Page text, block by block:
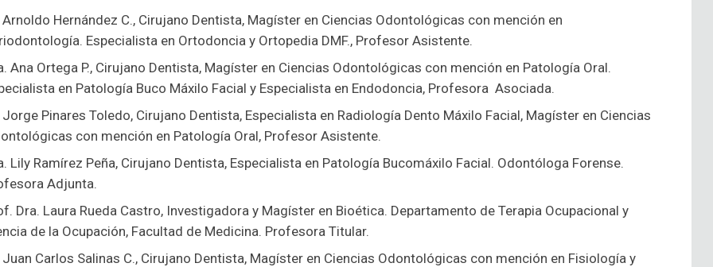
Arnoldo Hernández C., Cirujano Dentista, Magíster en Ciencias Odontológicas con mención en
Especialista en Ortodoncia y Ortopedia DMF., Profesor Asistente.
Ana Ortega P., Cirujano Dentista, Magíster en Ciencias Odontológicas con mención en Patología Oral.
en Patología Buco Máxilo Facial y Especialista en Endodoncia, Profesora Asociada.
Jorge Pinares Toledo, Cirujano Dentista, Especialista en Radiología Dento Máxilo Facial, Magíster en Ciencias
con mención en Patología Oral, Profesor Asistente.
Lily Ramírez Peña, Cirujano Dentista, Especialista en Patología Bucomáxilo Facial. Odontóloga Forense.
Adjunta.
Dra. Laura Rueda Castro, Investigadora y Magíster en Bioética. Departamento de Terapia Ocupacional y
de la Ocupación, Facultad de Medicina. Profesora Titular.
Juan Carlos Salinas C., Cirujano Dentista, Magíster en Ciencias Odontológicas con mención en Fisiología y